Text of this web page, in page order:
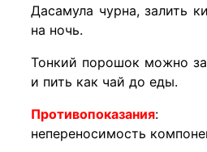
Дасамула чурна, залить
на ночь.
​Тонкий порошок можно
и пить как чай до еды.
Противопоказания:
непереносимость